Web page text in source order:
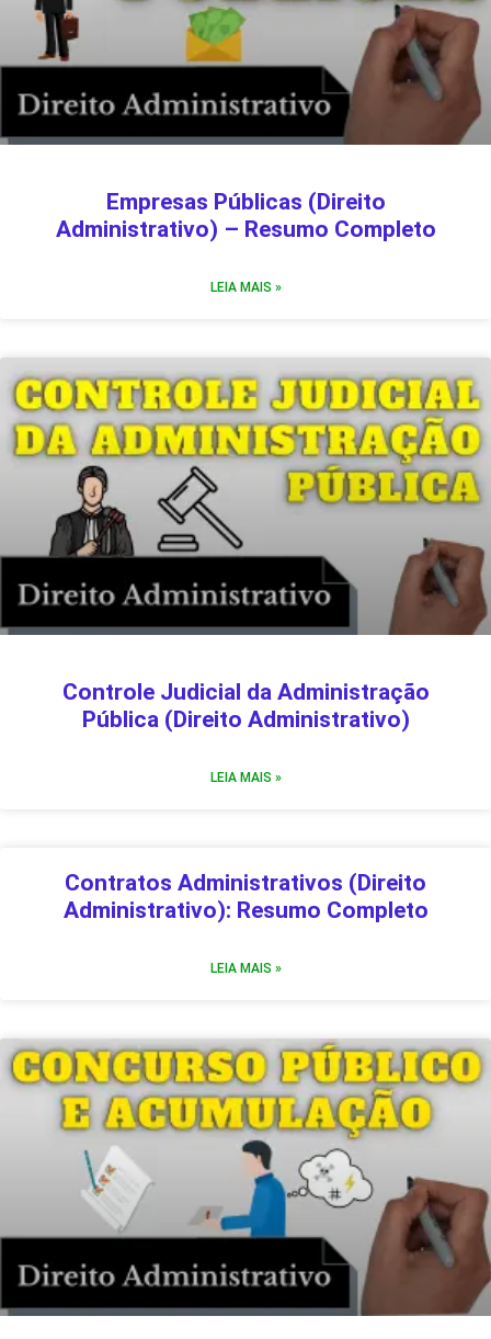
Empresas Públicas (Direito
Administrativo) – Resumo Completo
LEIA MAIS »
Controle Judicial da Administração
Pública (Direito Administrativo)
LEIA MAIS »
Contratos Administrativos (Direito
Administrativo): Resumo Completo
LEIA MAIS »